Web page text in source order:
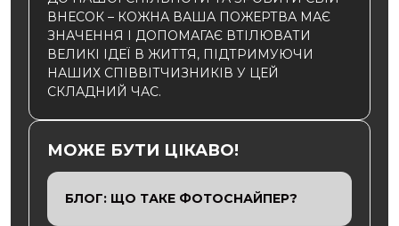
ВНЕСОК – КОЖНА ВАША ПОЖЕРТВА МАЄ
ЗНАЧЕННЯ І ДОПОМАГАЄ ВТІЛЮВАТИ
ВЕЛИКІ ІДЕЇ В ЖИТТЯ, ПІДТРИМУЮЧИ
НАШИХ СПІВВІТЧИЗНИКІВ У ЦЕЙ
СКЛАДНИЙ ЧАС.
МОЖЕ БУТИ ЦІКАВО!
БЛОГ: ЩО ТАКЕ ФОТОСНАЙПЕР?